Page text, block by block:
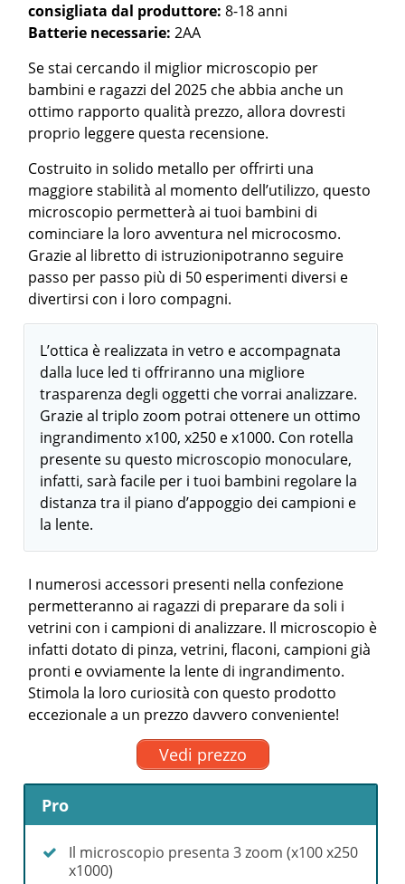
consigliata dal produttore: 8-18 anni
Batterie necessarie: 2AA
Se stai cercando il miglior microscopio per
bambini e ragazzi del 2025 che abbia anche un
ottimo rapporto qualità prezzo, allora dovresti
proprio leggere questa recensione.
Costruito in solido metallo per offrirti una
maggiore stabilità al momento dell’utilizzo, questo
microscopio permetterà ai tuoi bambini di
cominciare la loro avventura nel microcosmo.
Grazie al libretto di istruzionipotranno seguire
passo per passo più di 50 esperimenti diversi e
divertirsi con i loro compagni.
L’ottica è realizzata in vetro e accompagnata
dalla luce led ti offriranno una migliore
trasparenza degli oggetti che vorrai analizzare.
Grazie al triplo zoom potrai ottenere un ottimo
ingrandimento x100, x250 e x1000. Con rotella
presente su questo microscopio monoculare,
infatti, sarà facile per i tuoi bambini regolare la
distanza tra il piano d’appoggio dei campioni e
la lente.
I numerosi accessori presenti nella confezione
permetteranno ai ragazzi di preparare da soli i
vetrini con i campioni di analizzare. Il microscopio è
infatti dotato di pinza, vetrini, flaconi, campioni già
pronti e ovviamente la lente di ingrandimento.
Stimola la loro curiosità con questo prodotto
eccezionale a un prezzo davvero conveniente!
Vedi prezzo
Pro
Il microscopio presenta 3 zoom (x100 x250
x1000)